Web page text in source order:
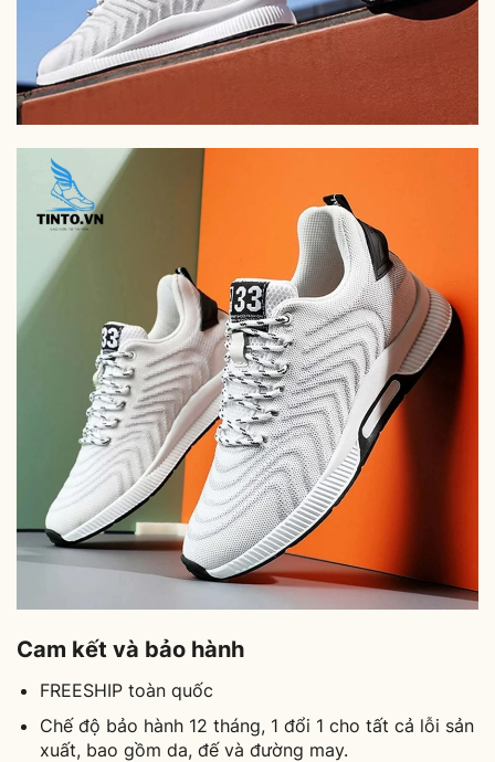
Cam kết và bảo hành
FREESHIP toàn quốc
Chế độ bảo hành 12 tháng, 1 đổi 1 cho tất cả lỗi sản
xuất, bao gồm da, đế và đường may.